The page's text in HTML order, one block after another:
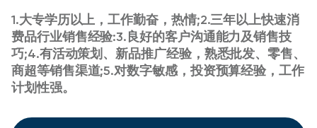
1.大专学历以上，工作勤奋，热情;2.三年以上快速消
费品行业销售经验:3.良好的客户沟通能力及销售技
巧;4.有活动策划、新品推广经验，熟悉批发、零售、
商超等销售渠道;5.对数字敏感，投资预算经验，工作
计划性强。